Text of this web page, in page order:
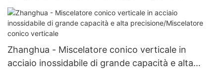
trattamento fanghi/acque reflue Essiccatore a
palette
Zhanghua - Miscelatore conico verticale in
acciaio inossidabile di grande capacità e alta